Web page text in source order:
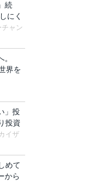
続
にく
チャン
界を
」投
投資
イザ
めて
から